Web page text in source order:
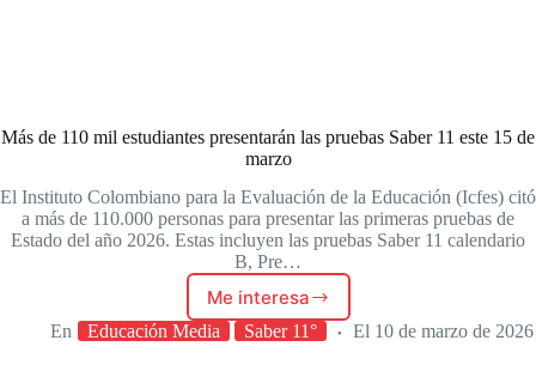
Más de 110 mil estudiantes presentarán las pruebas Saber 11 este 15 de
marzo
El Instituto Colombiano para la Evaluación de la Educación (Icfes) citó
a más de 110.000 personas para presentar las primeras pruebas de
Estado del año 2026. Estas incluyen las pruebas Saber 11 calendario
B, Pre…
Me interesa
Más
de
En Educación Media Saber 11° El 10 de marzo de 2026